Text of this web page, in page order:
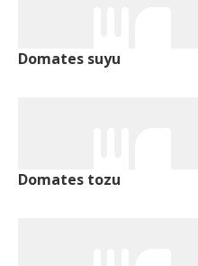
Domates suyu
Domates tozu